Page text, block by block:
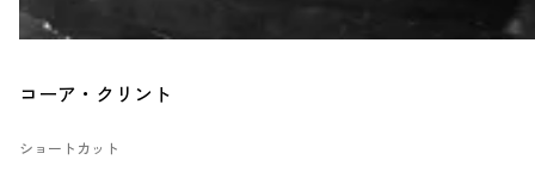
コーア・クリント
ショートカット